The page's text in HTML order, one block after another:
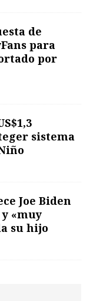
de
para
por
sistema
Joe Biden
«muy
su hijo